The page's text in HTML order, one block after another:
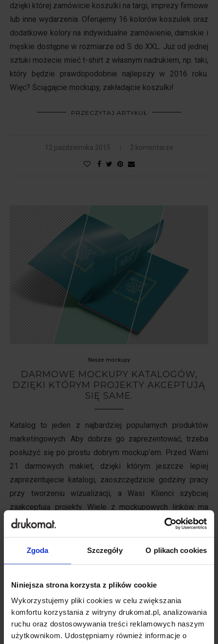
Zgoda Szczegóły O plikach cookies
Niniejsza strona korzysta z plików cookie
Wykorzystujemy pliki cookies w celu zwiększania
komfortu korzystania z witryny drukomat.pl, analizowania
ruchu oraz dostosowywania treści reklamowych naszym
użytkownikom. Udostępniamy również informacje o
dzięki której zamówicie koszulki na targi, imprezy firmowe
lub inne wydarzenia. Oferujemy 16 kolorów koszulek oraz
dodatkowe kolory na indywidualne zamówienie, damskie i
męskie dostępne w rozmiarze od S do XXL. Już od jednej
sztuki możecie mieć t-shirt z własnym nadrukiem, np. taki,
który będzie prawdopodobnie najlepszy w 2016 roku.
Więc? Ściągajcie mockupy, zakładajcie koszulki!
PRZECZYTAJ ARTYKUŁ
12 października 2015 2 komentarze
Nasze mockupy
DARMOWE MOCKUPY KATALOGÓW,
DZIĘKI KTÓRYM PROJEKTY AKCEPTUJĄ
SIĘ SAME.
Katalog to jeden z najbardziej popularnych produktów
marketingowych. Aby dobrze go zaprezentować, trzeba
posłużyć się po prostu dobrym mockup’em. Przed Wami
21 darmowych makiet, dzięki którym jeszcze lepiej
zaprezentujecie katalogi, zaoszczędzicie godziny pracy
przy tworzeniu wizualizacji, a Wasi Klienci szybciej
zaakceptują projekty. Wiele z mockupowych linków ma
dodatkowo różne warianty prezentacji katalogów.
lub zdjęcie, a w nowym oknie pojawi się dzisiejszy
bohater.
PRZECZYTAJ ARTYKUŁ
20 sierpnia 2015 2 komentarze